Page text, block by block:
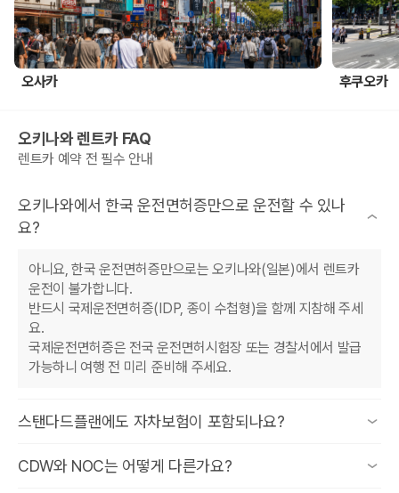
오사카 후쿠오카
오키나와 렌트카 FAQ
렌트카 예약 전 필수 안내
오키나와에서 한국 운전면허증만으로 운전할 수 있나
요?
아니요, 한국 운전면허증만으로는 오키나와(일본)에서 렌트카
운전이 불가합니다.
반드시 국제운전면허증(IDP, 종이 수첩형)을 함께 지참해 주세
요.
국제운전면허증은 전국 운전면허시험장 또는 경찰서에서 발급
가능하니 여행 전 미리 준비해 주세요.
스탠다드플랜에도 자차보험이 포함되나요?
네! 스탠다드플랜에도 자차보험은 기본 포함됩니다.
CDW와 NOC는 어떻게 다른가요?